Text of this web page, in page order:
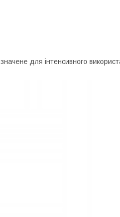
для інтенсивного